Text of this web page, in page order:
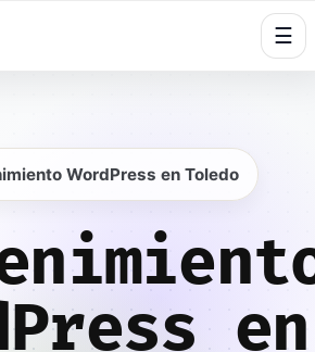
☰
WordPress en Toledo
en